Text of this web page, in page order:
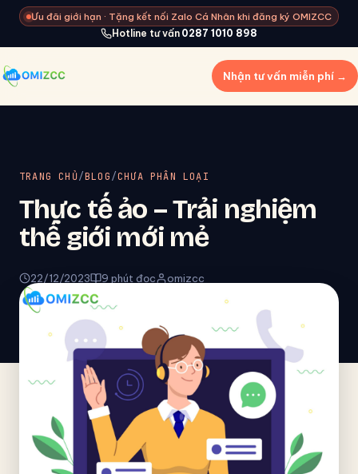
Ưu đãi giới hạn · Tặng kết nối Zalo Cá Nhân khi đăng ký OMIZCC
Hotline tư vấn 0287 1010 898
Nhận tư vấn miễn phí →
TRANG CHỦ/BLOG/CHƯA PHÂN LOẠI
Thực tế ảo – Trải nghiệm
thế giới mới mẻ
22/12/2023 9 phút đọc omizcc